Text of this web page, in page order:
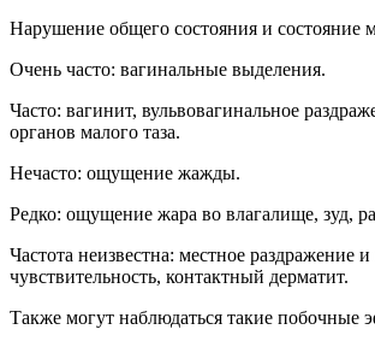
Нарушение общего состояния и состояние
Очень часто: вагинальные выделения.
Часто: вагинит, вульвовагинальное
органов малого таза.
Нечасто: ощущение жажды.
Редко: ощущение жара во влагалище, зуд,
Частота неизвестна: местное раздражение
чувствительность, контактный дерматит.
Также могут наблюдаться такие побочные